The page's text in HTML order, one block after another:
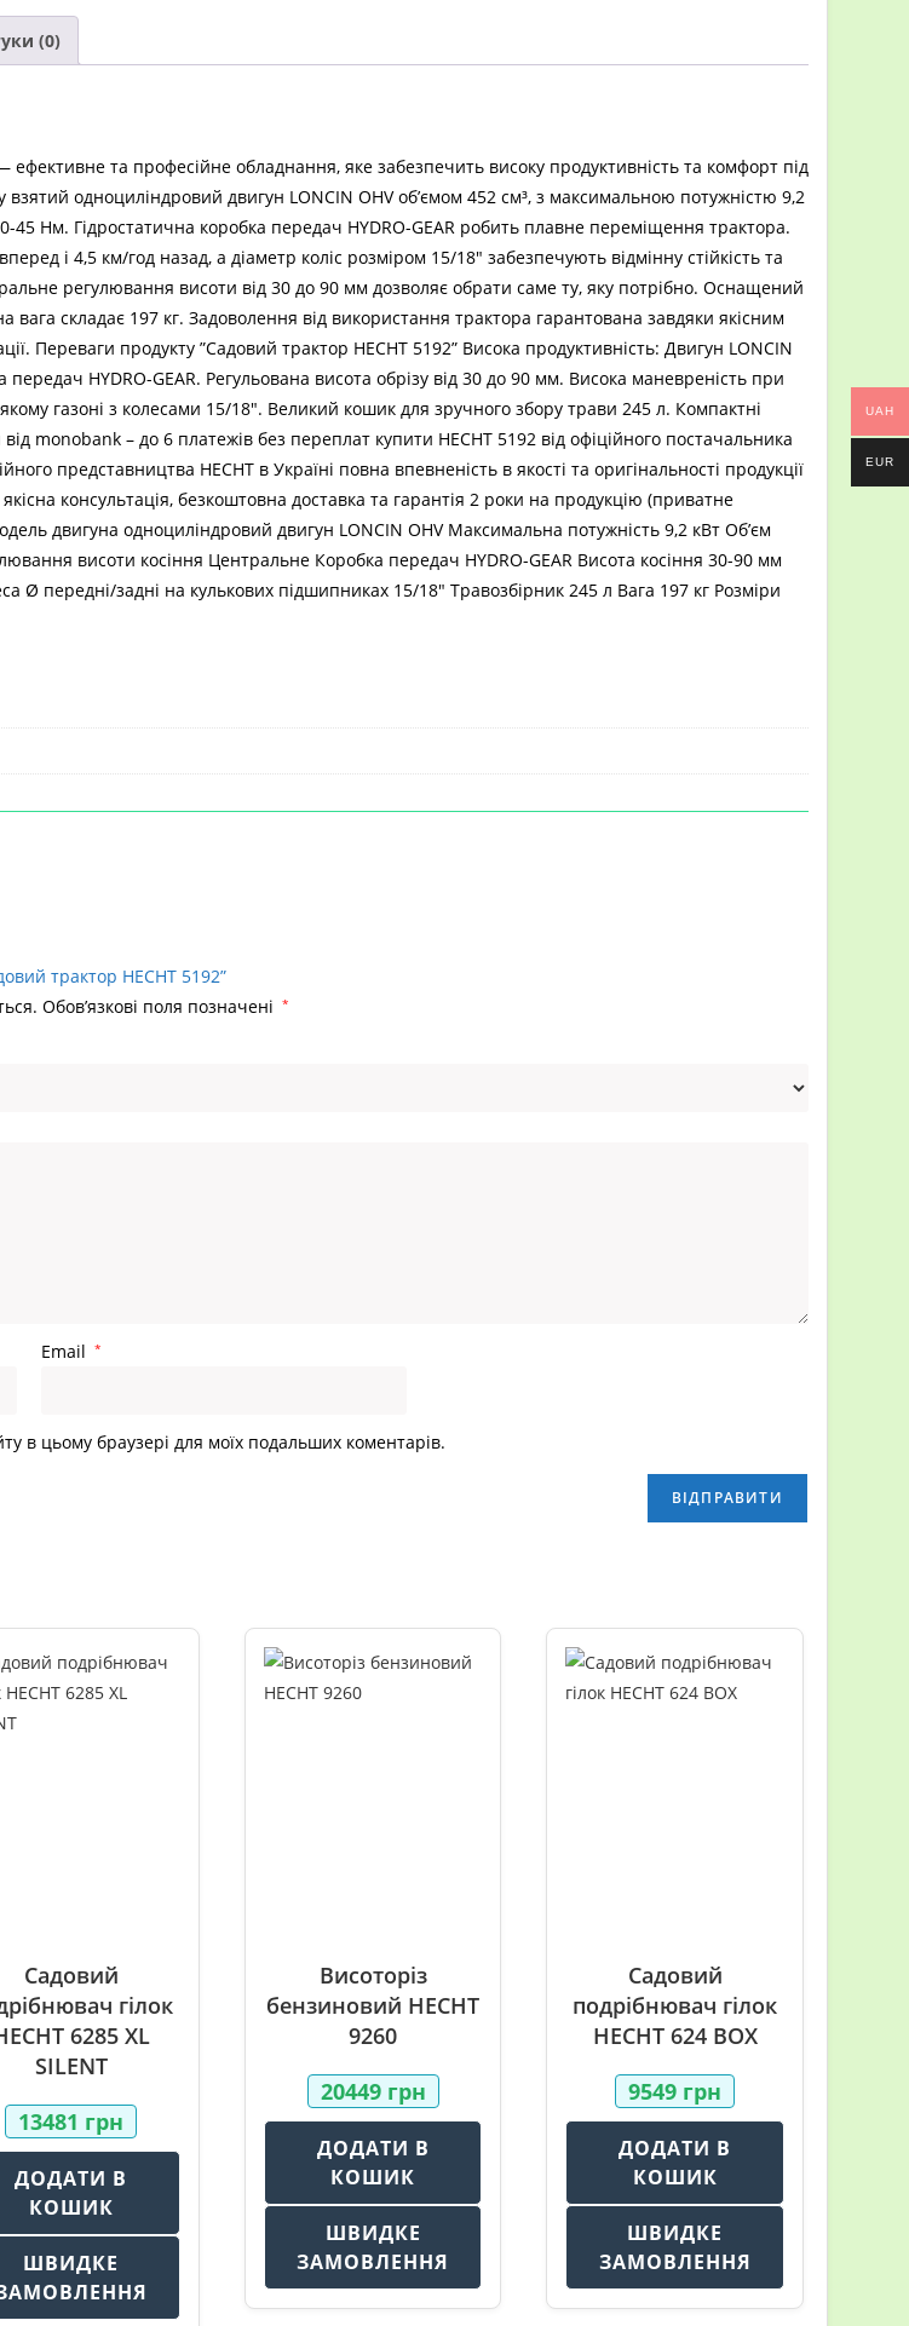
Головна > HECHT обладнання
(0)
ефективне та професійне обладнання, яке забезпечить високу продуктивність та комфорт під
одноциліндровий двигун LONCIN OHV об’ємом 452 см³, з максимальною потужністю 9,2
Нм. Гідростатична коробка передач HYDRO-GEAR робить плавне переміщення трактора.
і 4,5 км/год назад, а діаметр коліс розміром 15/18″ забезпечують відмінну стійкість та
регулювання висоти від 30 до 90 мм дозволяє обрати саме ту, яку потрібно. Оснащений
складає 197 кг. Задоволення від використання трактора гарантована завдяки якісним
Переваги продукту ”Садовий трактор HECHT 5192” Висока продуктивність: Двигун LONCIN
передач HYDRO-GEAR. Регульована висота обрізу від 30 до 90 мм. Висока маневреність при
газоні з колесами 15/18″. Великий кошик для зручного збору трави 245 л. Компактні
monobank – до 6 платежів без переплат купити HECHT 5192 від офіційного постачальника
представництва HECHT в Україні повна впевненість в якості та оригінальності продукції
консультація, безкоштовна доставка та гарантія 2 роки на продукцію (приватне
двигуна одноциліндровий двигун LONCIN OHV Максимальна потужність 9,2 кВт Об’єм
висоти косіння Центральне Коробка передач HYDRO-GEAR Висота косіння 30-90 мм
Ø передні/задні на кулькових підшипниках 15/18″ Травозбірник 245 л Вага 197 кг Розміри
трактор HECHT 5192”
Обов’язкові поля позначені *
Email *
в цьому браузері для моїх подальших коментарів.
Садовий
гілок
6285 XL
SILENT
13481 грн
ДОДАТИ В
КОШИК
ШВИДКЕ
Висоторіз
бензиновий HECHT
9260
20449 грн
ДОДАТИ В
КОШИК
ШВИДКЕ
ЗАМОВЛЕННЯ
Садовий
подрібнювач гілок
HECHT 624 BOX
9549 грн
ДОДАТИ В
КОШИК
ШВИДКЕ
ЗАМОВЛЕННЯ
UAH
EUR